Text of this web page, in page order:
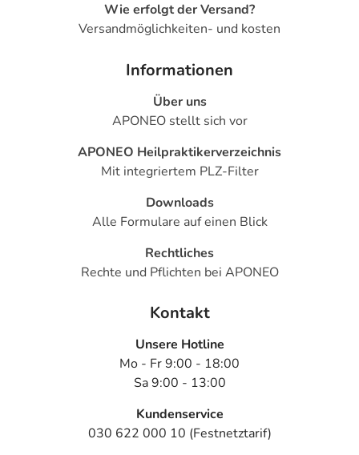
Wie erfolgt der Versand?
Versandmöglichkeiten- und kosten
Informationen
Über uns
APONEO stellt sich vor
APONEO Heilpraktikerverzeichnis
Mit integriertem PLZ-Filter
Downloads
Alle Formulare auf einen Blick
Rechtliches
Rechte und Pflichten bei APONEO
Kontakt
Unsere Hotline
Mo - Fr 9:00 - 18:00
Sa 9:00 - 13:00
Kundenservice
030 622 000 10 (Festnetztarif)